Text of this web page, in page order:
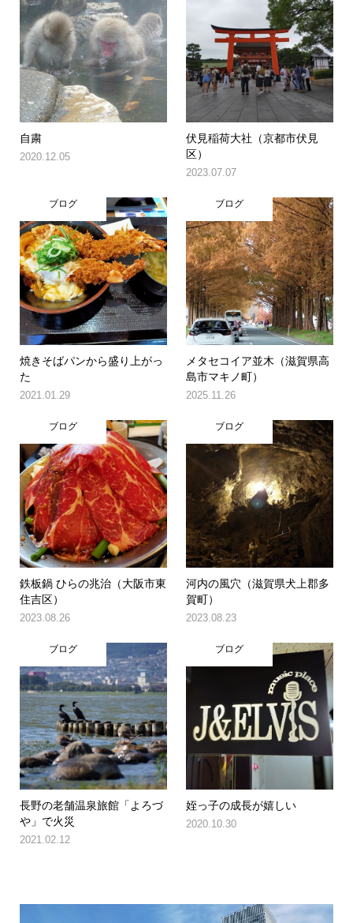
自粛
2020.12.05
伏見稲荷大社（京都市伏見
区）
2023.07.07
ブログ
焼きそばパンから盛り上がっ
た
2021.01.29
ブログ
メタセコイア並木（滋賀県高
島市マキノ町）
2025.11.26
ブログ
鉄板鍋 ひらの兆治（大阪市東
住吉区）
2023.08.26
ブログ
河内の風穴（滋賀県犬上郡多
賀町）
2023.08.23
ブログ
長野の老舗温泉旅館「よろづ
や」で火災
2021.02.12
ブログ
姪っ子の成長が嬉しい
2020.10.30